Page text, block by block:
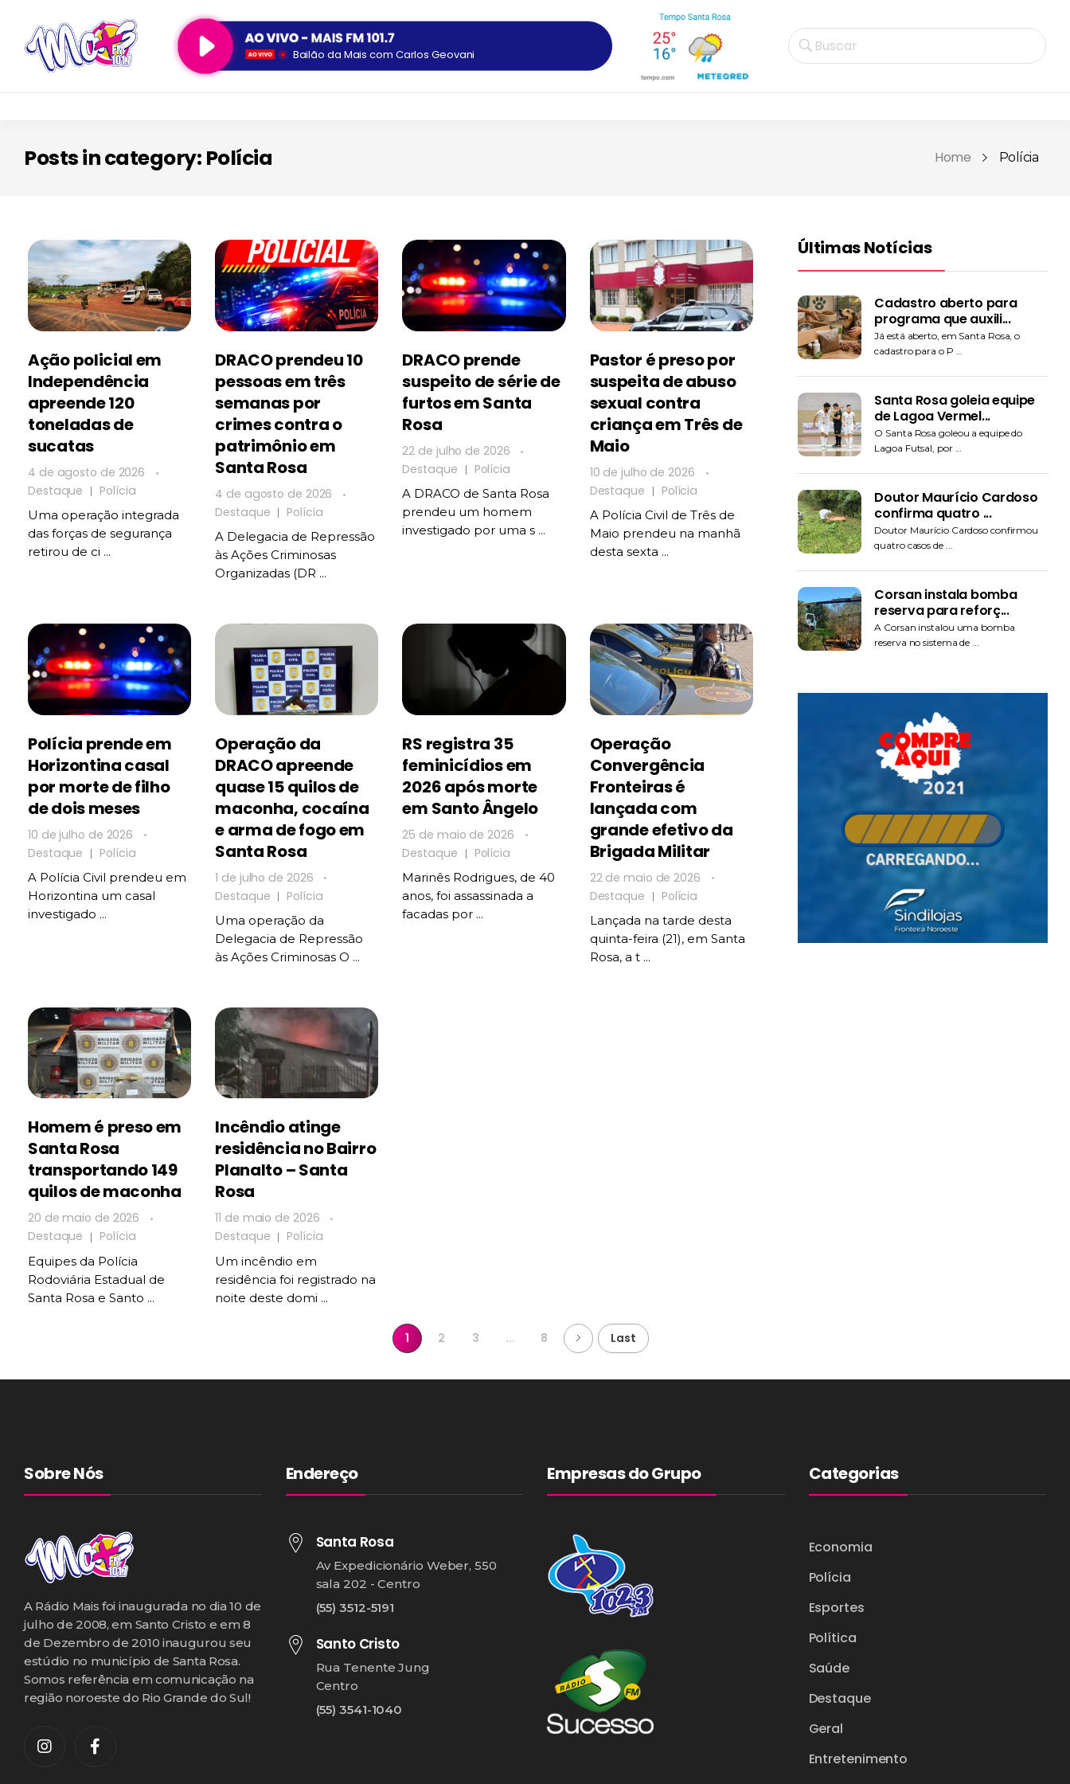
Bailão da Mais com Carlos Geovani Buscar
Home Polícia
Posts in category: Polícia
Ação policial em
Independência
apreende 120
toneladas de
sucatas
4 de agosto de 2026
Destaque
Polícia
Uma operação integrada
das forças de segurança
retirou de ci ...
DRACO prendeu 10
pessoas em três
semanas por
crimes contra o
patrimônio em
Santa Rosa
4 de agosto de 2026
Destaque
Polícia
A Delegacia de Repressão
às Ações Criminosas
Organizadas (DR ...
DRACO prende
suspeito de série de
furtos em Santa
Rosa
22 de julho de 2026
Destaque
Polícia
A DRACO de Santa Rosa
prendeu um homem
investigado por uma s ...
Pastor é preso por
suspeita de abuso
sexual contra
criança em Três de
Maio
10 de julho de 2026
Destaque
Polícia
A Polícia Civil de Três de
Maio prendeu na manhã
desta sexta ...
Polícia prende em
Horizontina casal
por morte de filho
de dois meses
10 de julho de 2026
Destaque
Polícia
A Polícia Civil prendeu em
Horizontina um casal
investigado ...
Operação da
DRACO apreende
quase 15 quilos de
maconha, cocaína
e arma de fogo em
Santa Rosa
1 de julho de 2026
Destaque
Polícia
Uma operação da
Delegacia de Repressão
às Ações Criminosas O ...
RS registra 35
feminicídios em
2026 após morte
em Santo Ângelo
25 de maio de 2026
Destaque
Polícia
Marinês Rodrigues, de 40
anos, foi assassinada a
facadas por ...
Operação
Convergência
Fronteiras é
lançada com
grande efetivo da
Brigada Militar
22 de maio de 2026
Destaque
Polícia
Lançada na tarde desta
quinta-feira (21), em Santa
Rosa, a t ...
Homem é preso em
Santa Rosa
transportando 149
quilos de maconha
20 de maio de 2026
Destaque
Polícia
Equipes da Polícia
Rodoviária Estadual de
Santa Rosa e Santo ...
Incêndio atinge
residência no Bairro
Planalto – Santa
Rosa
11 de maio de 2026
Destaque
Polícia
Um incêndio em
residência foi registrado na
noite deste domi ...
1 2 3 ... 8 Last
Últimas Notícias
Cadastro aberto para
programa que auxili...
Já está aberto, em Santa Rosa, o
cadastro para o P ...
Santa Rosa goleia equipe
de Lagoa Vermel...
O Santa Rosa goleou a equipe do
Lagoa Futsal, por ...
Doutor Maurício Cardoso
confirma quatro ...
Doutor Maurício Cardoso confirmou
quatro casos de ...
Corsan instala bomba
reserva para reforç...
A Corsan instalou uma bomba
reserva no sistema de ...
Sobre Nós
A Rádio Mais foi inaugurada no dia 10 de
julho de 2008, em Santo Cristo e em 8
de Dezembro de 2010 inaugurou seu
estúdio no município de Santa Rosa.
Somos referência em comunicação na
região noroeste do Rio Grande do Sul!
Endereço
Santa Rosa
Av Expedicionário Weber, 550
sala 202 - Centro
(55) 3512-5191
Santo Cristo
Rua Tenente Jung
Centro
(55) 3541-1040
Empresas do Grupo Categorias
Economia
Polícia
Esportes
Política
Saúde
Destaque
Geral
Entretenimento